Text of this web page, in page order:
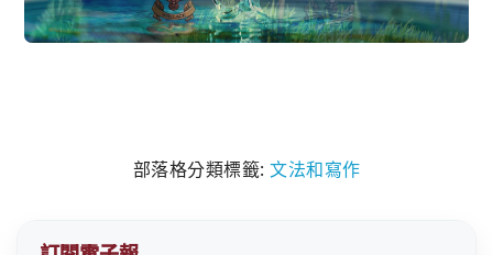
部落格分類標籤: 文法和寫作